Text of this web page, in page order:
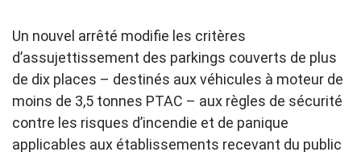
Un nouvel arrêté modifie les critères
d’assujettissement des parkings couverts de plus
de dix places – destinés aux véhicules à moteur de
moins de 3,5 tonnes PTAC – aux règles de sécurité
contre les risques d’incendie et de panique
applicables aux établissements recevant du public